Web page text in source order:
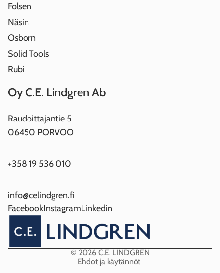
Folsen
Näsin
Osborn
Solid Tools
Rubi
Oy C.E. Lindgren Ab
Raudoittajantie 5
06450 PORVOO
+358 19 536 010
info@celindgren.fi
FacebookInstagramLinkedin
© 2026 C.E. LINDGREN
Ehdot ja käytännöt
Toimituskäytäntö